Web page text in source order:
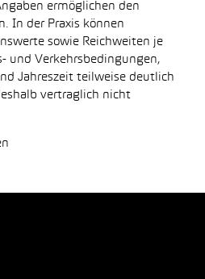
ermöglichen den
In der Praxis können
sowie Reichweiten je
und Verkehrsbedingungen,
Jahreszeit teilweise deutlich
vertraglich nicht